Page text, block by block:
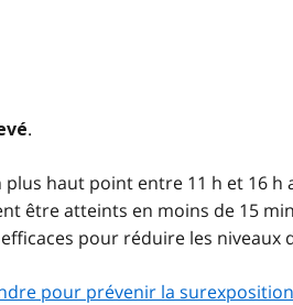
.
plus haut point entre 11 h et 16 h
être atteints en moins de 15
pour réduire les
pour prévenir la